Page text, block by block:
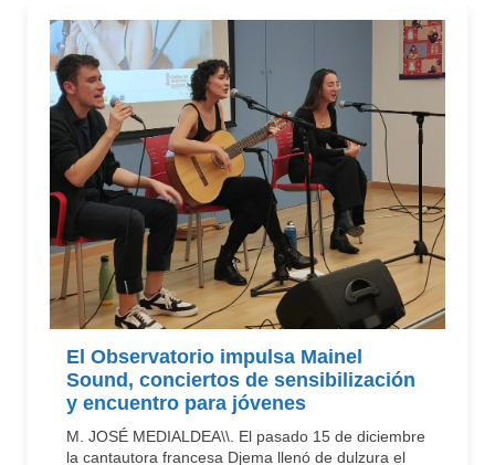
El Observatorio impulsa Mainel
Sound, conciertos de sensibilización
y encuentro para jóvenes
M. JOSÉ MEDIALDEA\\. El pasado 15 de diciembre
la cantautora francesa Djema llenó de dulzura el